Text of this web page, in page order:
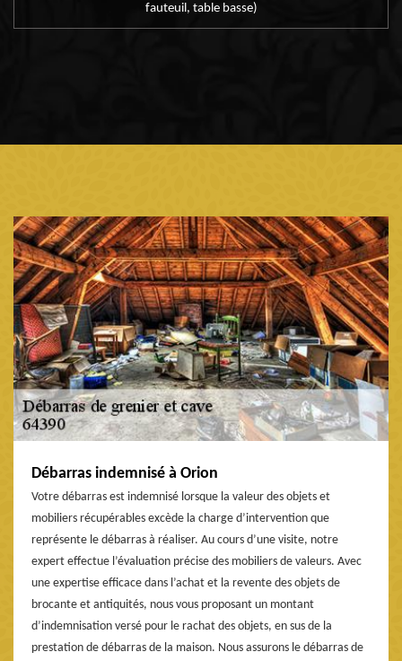
fauteuil, table basse)
Débarras indemnisé à Orion
Votre débarras est indemnisé lorsque la valeur des objets et
mobiliers récupérables excède la charge d’intervention que
représente le débarras à réaliser. Au cours d’une visite, notre
expert effectue l’évaluation précise des mobiliers de valeurs. Avec
une expertise efficace dans l’achat et la revente des objets de
brocante et antiquités, nous vous proposant un montant
d’indemnisation versé pour le rachat des objets, en sus de la
prestation de débarras de la maison. Nous assurons le débarras de